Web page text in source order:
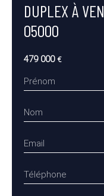
DUPLEX À
05000
479 000 €
Prénom
Nom
Email
Téléphone